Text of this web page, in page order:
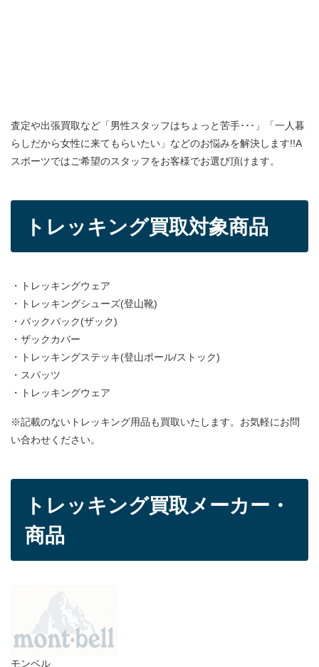
査定や出張買取など「男性スタッフはちょっと苦手･･･」「一人暮
トレッキング買取対象商品